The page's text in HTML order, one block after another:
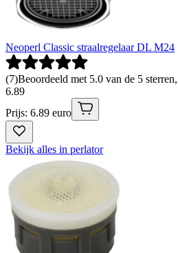
Neoperl Classic straalregelaar DL M24
(7)Beoordeeld met 5.0 van de 5
6.89
Prijs: 6.89 euro
Bekijk alles in perlator